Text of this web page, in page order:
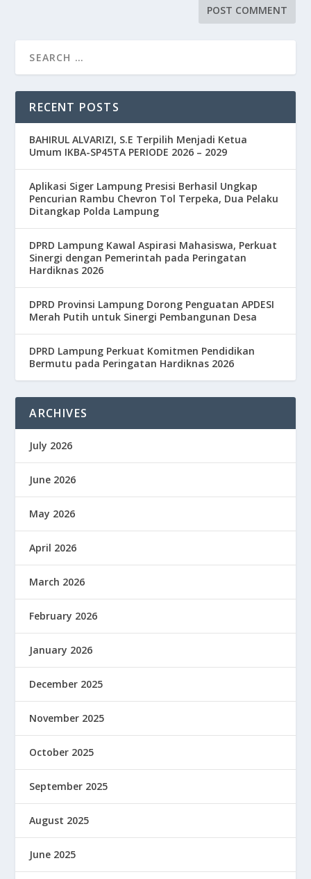
RECENT POSTS
BAHIRUL ALVARIZI, S.E Terpilih Menjadi Ketua
Umum IKBA-SP45TA PERIODE 2026 – 2029
Aplikasi Siger Lampung Presisi Berhasil Ungkap
Pencurian Rambu Chevron Tol Terpeka, Dua Pelaku
Ditangkap Polda Lampung
DPRD Lampung Kawal Aspirasi Mahasiswa, Perkuat
Sinergi dengan Pemerintah pada Peringatan
Hardiknas 2026
DPRD Provinsi Lampung Dorong Penguatan APDESI
Merah Putih untuk Sinergi Pembangunan Desa
DPRD Lampung Perkuat Komitmen Pendidikan
Bermutu pada Peringatan Hardiknas 2026
ARCHIVES
July 2026
June 2026
May 2026
April 2026
March 2026
February 2026
January 2026
December 2025
November 2025
October 2025
September 2025
August 2025
June 2025